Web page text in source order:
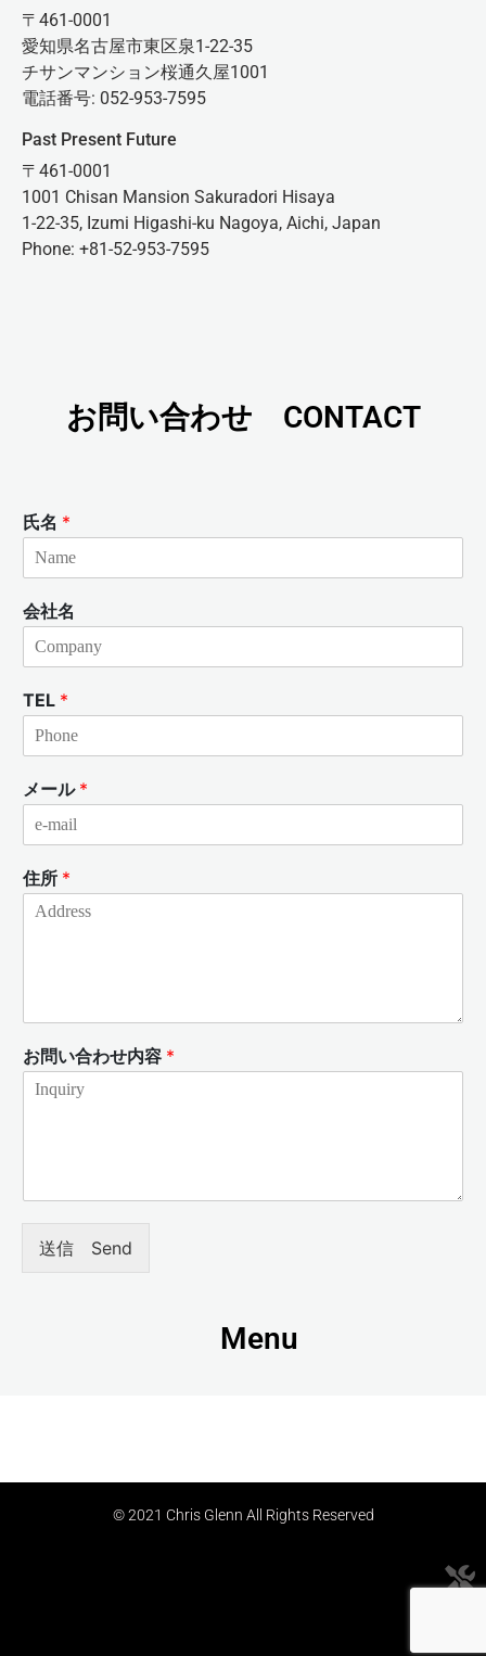
〒461-0001
愛知県名古屋市東区泉1-22-35
チサンマンション桜通久屋1001
電話番号: 052-953-7595
Past Present Future
〒461-0001
1001 Chisan Mansion Sakuradori Hisaya
1-22-35, Izumi Higashi-ku Nagoya, Aichi, Japan
Phone: +81-52-953-7595
お問い合わせ CONTACT
氏名 *
会社名
TEL *
メール *
住所 *
お問い合わせ内容 *
送信 Send
Menu
© 2021 Chris Glenn All Rights Reserved